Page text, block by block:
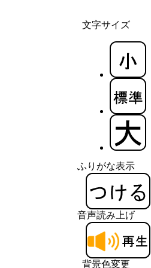
文字サイズ
ふりがな表示
音声読み上げ
背景色変更